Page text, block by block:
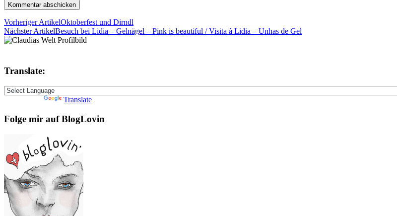
Vorheriger ArtikelOktoberfest und Dirndl
Nächster ArtikelBesuch bei Lidia – Gelnägel – Pink is beautiful / Visita à Lidia – Unhas de Gel
Translate:
Translate
Folge mir auf BlogLovin